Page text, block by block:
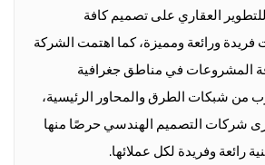
العقاري على تصميم كافة
ورائعة ومميزة، كما اهتمت الشركة
المشروعات في مناطق جغرافية
من شبكات الطرق والمحاور الرئيسية،
شركات التصميم الهندسي حرصًا منها
رائعة وفريدة لكل عملائها.